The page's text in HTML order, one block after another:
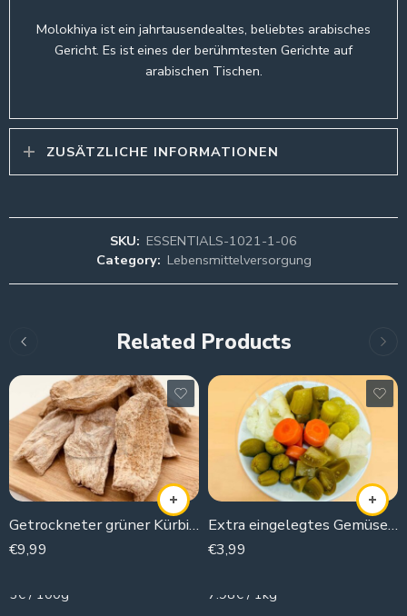
Molokhiya ist ein jahrtausendealtes, beliebtes arabisches
Gericht. Es ist eines der berühmtesten Gerichte auf
arabischen Tischen.
ZUSÄTZLICHE INFORMATIONEN
SKU: ESSENTIALS-1021-1-06
Category: Lebensmittelversorgung
Related Products
Getrockneter grüner Kürbis ungefähr 30 Stück
€9,99
5€ / 100g
Extra eingelegtes Gemüse (Gurke, Wildgurke, Karotten, grüne Mandel, Turnip, Blumenkohl,Tomaten)
€3,99
7.98€ / 1kg